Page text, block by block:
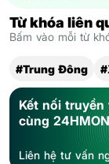
Từ khóa liên
Bấm vào mỗi từ
#Trung Đông
Kết nối truyền
cùng
Liên hệ tư vấn